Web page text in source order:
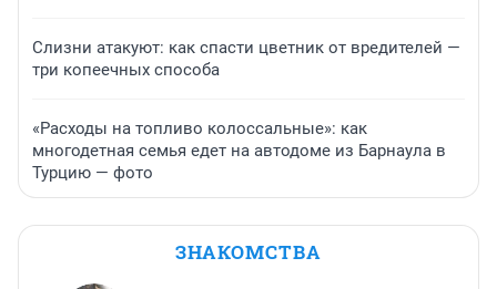
Слизни атакуют: как спасти цветник от вредителей —
три копеечных способа
«Расходы на топливо колоссальные»: как
многодетная семья едет на автодоме из Барнаула в
Турцию — фото
ЗНАКОМСТВА